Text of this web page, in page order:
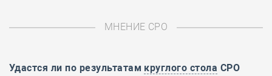
МНЕНИЕ СРО
Удастся ли по результатам круглого стола СРО